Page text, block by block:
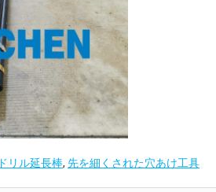
ドリル延長棒, 先を細くされた穴あけ工具